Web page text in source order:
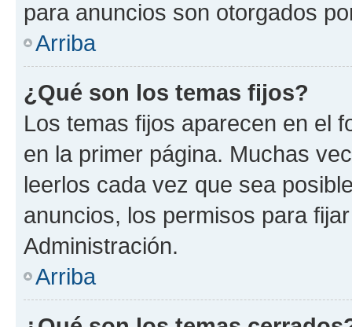
para anuncios son otorgados
Arriba
¿Qué son los temas fijos?
Los temas fijos aparecen en el
en la primer página. Muchas
leerlos cada vez que sea
anuncios, los permisos para
Administración.
Arriba